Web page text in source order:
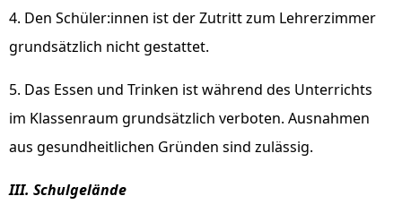
4. Den Schüler:innen ist der Zutritt zum Lehrerzimmer
grundsätzlich nicht gestattet.
5. Das Essen und Trinken ist während des Unterrichts
im Klassenraum grundsätzlich verboten. Ausnahmen
aus gesundheitlichen Gründen sind zulässig.
III. Schulgelände